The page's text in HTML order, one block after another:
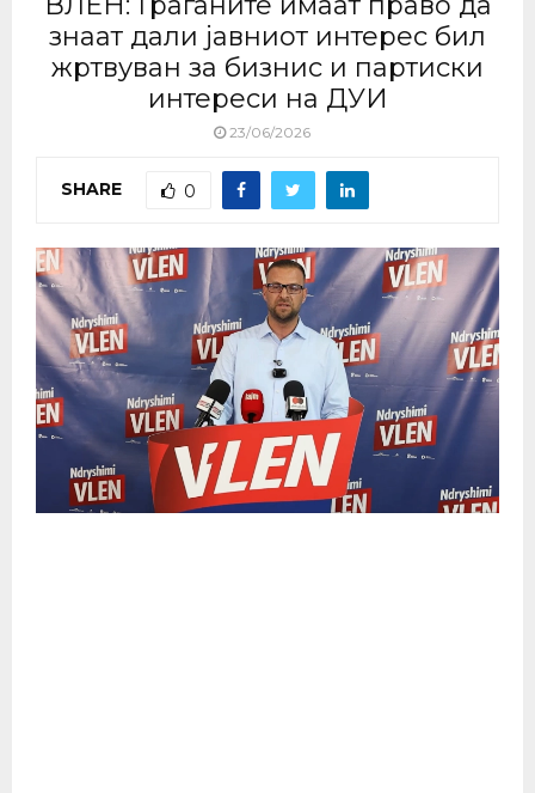
знаат дали јавниот интерес бил
жртвуван за бизнис и партиски
интереси на ДУИ
23/06/2026
SHARE 0